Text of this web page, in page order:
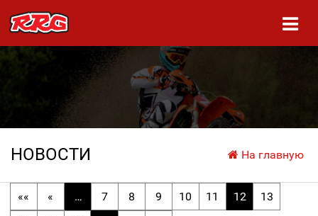
НОВОСТИ На главную
«« « … 7 8 9 10 11 12 13